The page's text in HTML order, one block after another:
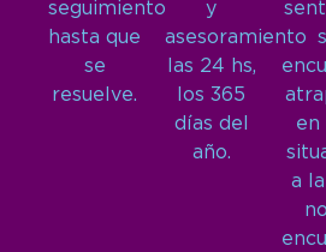
seguimiento
hasta que
se
resuelve.
y
asesoramiento
las 24 hs,
los 365
días del
año.
en
a